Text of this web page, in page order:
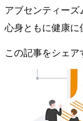
アブセンティーズ
心身ともに健康に
この記事をシェア